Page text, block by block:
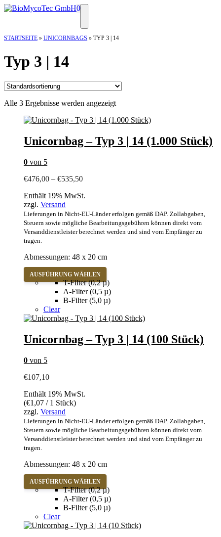
Zum
0
STARTSEITE » UNICORNBAGS » TYP 3 | 14
Typ 3 | 14
Alle 3 Ergebnisse werden angezeigt
Unicornbag – Typ 3 | 14 (1.000 Stück)
0 von 5
€476,00 – €535,50Preisspanne:
bis
Enthält 19% MwSt.
zzgl. Versand
Lieferungen in Nicht-EU-Länder erfolgen gemäß DAP. Zollabgaben,
Steuern sowie mögliche Bearbeitungsgebühren können direkt vom
Versanddienstleister berechnet werden und sind vom Empfänger zu
tragen.
Abmessungen: 48 x 20 cm
AUSFÜHRUNG WÄHLEN
Produkt
weist
mehrere
auf.
Optionen
können
T-Filter (0,2 µ)
A-Filter (0,5 µ)
B-Filter (5,0 µ)
Clear
Unicornbag – Typ 3 | 14 (100 Stück)
0 von 5
€107,10
Enthält 19% MwSt.
(€1,07 / 1 Stück)
zzgl. Versand
Lieferungen in Nicht-EU-Länder erfolgen gemäß DAP. Zollabgaben,
Steuern sowie mögliche Bearbeitungsgebühren können direkt vom
Versanddienstleister berechnet werden und sind vom Empfänger zu
tragen.
Abmessungen: 48 x 20 cm
AUSFÜHRUNG WÄHLEN
Produkt
weist
mehrere
auf.
T-Filter (0,2 µ)
A-Filter (0,5 µ)
B-Filter (5,0 µ)
Clear